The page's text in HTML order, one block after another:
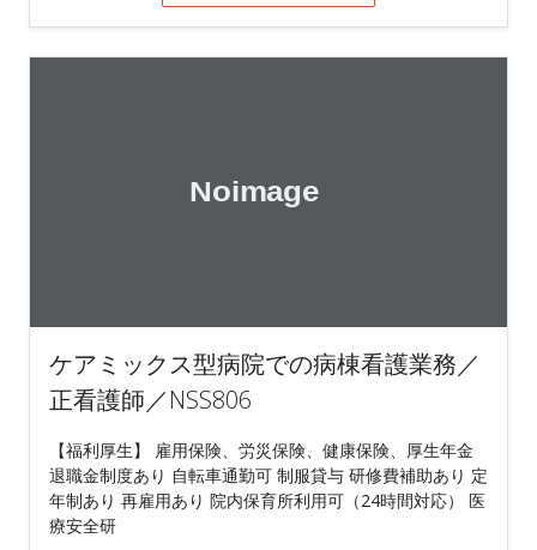
ケアミックス型病院での病棟看護業務／
正看護師／NSS806
【福利厚生】 雇用保険、労災保険、健康保険、厚生年金
退職金制度あり 自転車通勤可 制服貸与 研修費補助あり 定
年制あり 再雇用あり 院内保育所利用可（24時間対応） 医
療安全研